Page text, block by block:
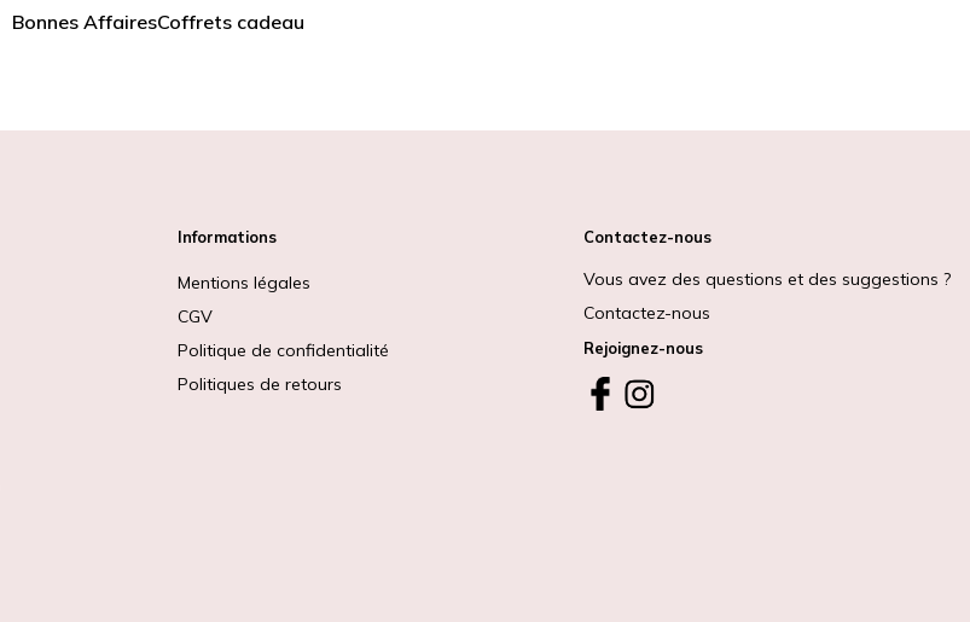
Bonnes AffairesCoffrets cadeau
Informations
Mentions légales
CGV
Politique de confidentialité
Politiques de retours
Contactez-nous
Vous avez des questions et des suggestions ?
Contactez-nous
Rejoignez-nous